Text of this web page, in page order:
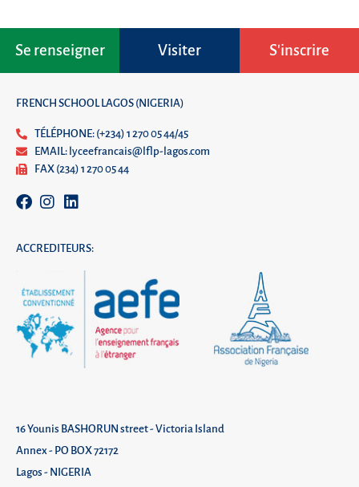
Se renseigner Visiter S'inscrire
FRENCH SCHOOL LAGOS (NIGERIA)
TÉLÉPHONE: (+234) 1 270 05 44/45
EMAIL: lyceefrancais@lflp-lagos.com
FAX (234) 1 270 05 44
ACCREDITEURS:
16 Younis BASHORUN street - Victoria Island
Annex - PO BOX 72172
Lagos - NIGERIA